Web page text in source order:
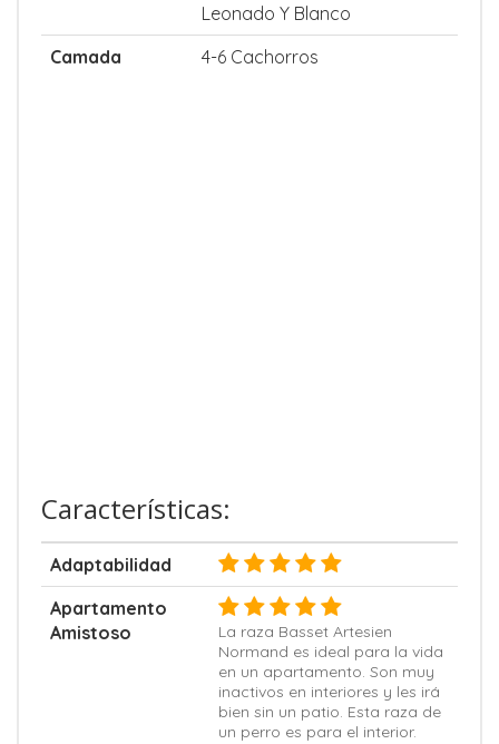
Leonado Y Blanco
Camada
4-6 Cachorros
Características:
Adaptabilidad
Apartamento
Amistoso
La raza Basset Artesien
Normand es ideal para la vida
en un apartamento. Son muy
inactivos en interiores y les irá
bien sin un patio. Esta raza de
un perro es para el interior.